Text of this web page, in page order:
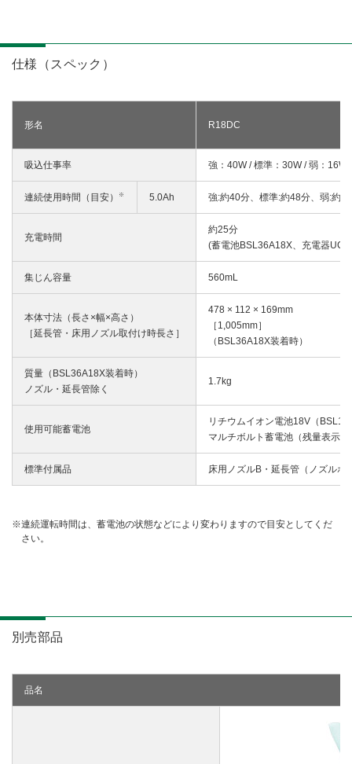
仕様（スペック）
形名 R18DC
吸込仕事率 強：40W / 標準：30W / 弱：16W
連続使用時間（目安） ※ 5.0Ah 強:約40分、標準:約48分、弱:約
充電時間
約25分
(蓄電池BSL36A18X、充電器
集じん容量 560mL
本体寸法（長さ×幅×高さ）
［延長管・床用ノズル取付け時長さ］
478 × 112 × 169mm
［1,005mm］
（BSL36A18X装着時）
質量（BSL36A18X装着時）
ノズル・延長管除く
1.7kg
使用可能蓄電池
リチウムイオン電池18V（
マルチボルト蓄電池（残量表示付
標準付属品 床用ノズルB・延長管（ノズルホ
連続運転時間は、蓄電池の状態などにより変わりますので目安としてくだ
さい。
別売部品
品名